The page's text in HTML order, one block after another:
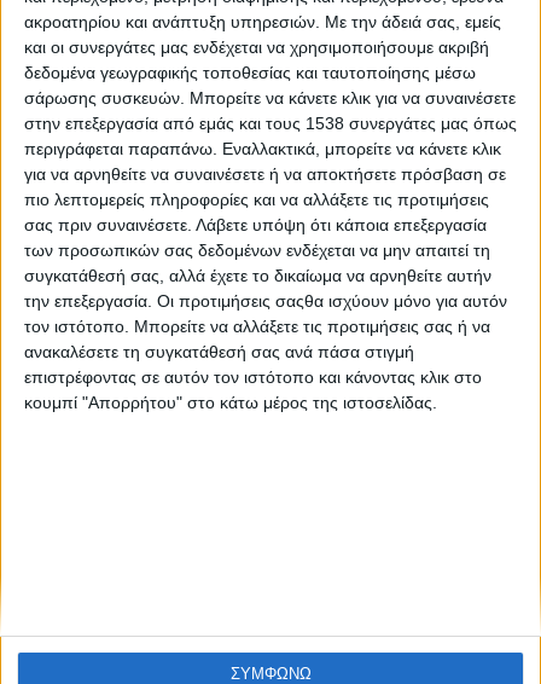
ακροατηρίου και ανάπτυξη υπηρεσιών. Με την άδειά σας, εμείς
και οι συνεργάτες μας ενδέχεται να χρησιμοποιήσουμε ακριβή
δεδομένα γεωγραφικής τοποθεσίας και ταυτοποίησης μέσω
σάρωσης συσκευών. Μπορείτε να κάνετε κλικ για να συναινέσετε
στην επεξεργασία από εμάς και τους 1538 συνεργάτες μας όπως
περιγράφεται παραπάνω. Εναλλακτικά, μπορείτε να κάνετε κλικ
για να αρνηθείτε να συναινέσετε ή να αποκτήσετε πρόσβαση σε
πιο λεπτομερείς πληροφορίες και να αλλάξετε τις προτιμήσεις
σας πριν συναινέσετε. Λάβετε υπόψη ότι κάποια επεξεργασία
των προσωπικών σας δεδομένων ενδέχεται να μην απαιτεί τη
συγκατάθεσή σας, αλλά έχετε το δικαίωμα να αρνηθείτε αυτήν
την επεξεργασία. Οι προτιμήσεις σαςθα ισχύουν μόνο για αυτόν
τον ιστότοπο. Μπορείτε να αλλάξετε τις προτιμήσεις σας ή να
ανακαλέσετε τη συγκατάθεσή σας ανά πάσα στιγμή
επιστρέφοντας σε αυτόν τον ιστότοπο και κάνοντας κλικ στο
κουμπί "Απορρήτου" στο κάτω μέρος της ιστοσελίδας.
ΣΥΜΦΩΝΩ
100 χρόνια βεροιώτικου προσκοπισμού
11η Συνάντηση Παλαιών Προσκόπων Θεσσαλονίκης
Από τη λογοτεχνία στην καθημερινή ζωή
Μετά τα πρώτα 50 χρόνια προσκοπισμού στη Θέρμη
Ο ορισμός της τοπικής ανάπτυξης
CONNECT